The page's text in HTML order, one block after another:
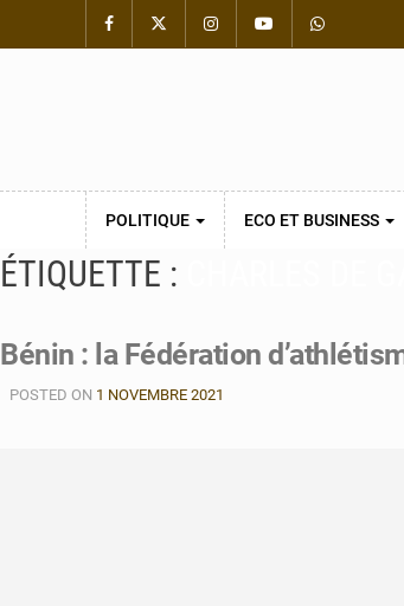
POLITIQUE ECO ET BUSINESS
ÉTIQUETTE :
Bénin : la Fédération
POSTED ON 1 NOVEMBRE 2021